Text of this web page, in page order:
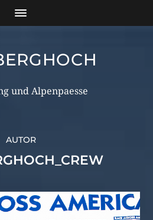
und Alpenpaesse
AUTOR